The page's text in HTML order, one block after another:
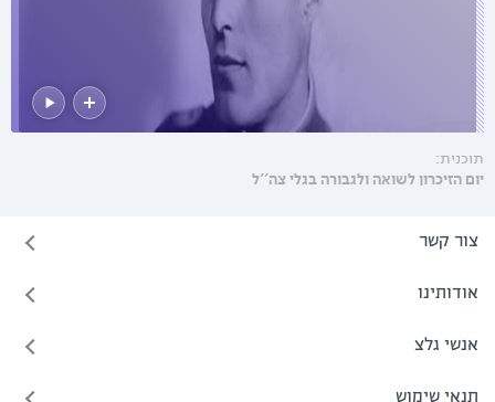
תוכנית:
יום הזיכרון לשואה ולגבורה בגלי צה''ל
צור קשר
אודותינו
אנשי גלצ
תנאי שימוש